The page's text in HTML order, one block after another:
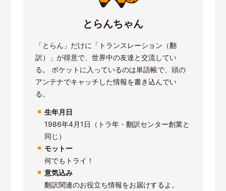
とらんちゃん
「とらん」だけに「トランスレーション（翻
訳）」が得意で、世界中の友達と交流してい
る。 ポケットに入っているのは単語帳で、頭の
アンテナでキャッチした情報を書き込んでい
る。
生年月日
1986年4月1日（トラ年・翻訳センター創業と
同じ）
モットー
何でもトライ！
意気込み
翻訳関連のお役立ち情報をお届けするよ。